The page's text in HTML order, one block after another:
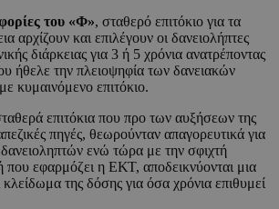
του «Φ», σταθερό επιτόκιο για τα
αρχίζουν και επιλέγουν οι δανειολήπτες
διάρκειας για 3 ή 5 χρόνια ανατρέποντας
ήθελε την πλειοψηφία των δανειακών
κυμαινόμενο επιτόκιο.
επιτόκια που προ των αυξήσεων της
πηγές, θεωρούνταν απαγορευτικά για
ενώ τώρα με την σφιχτή
που εφαρμόζει η ΕΚΤ, αποδεικνύονται μια
της δόσης για όσα χρόνια επιθυμεί